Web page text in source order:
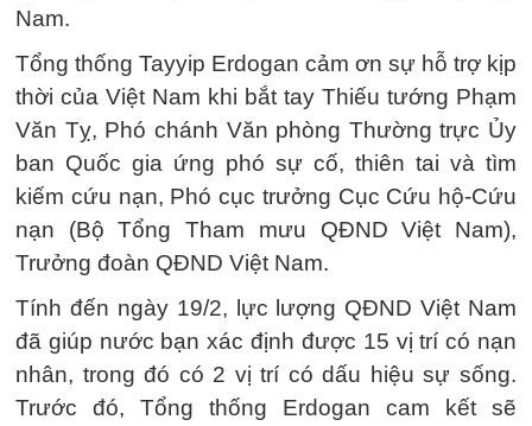
Nam.
Tổng thống Tayyip Erdogan cảm ơn sự hỗ trợ kịp
thời của Việt Nam khi bắt tay Thiếu tướng Phạm
Văn Tỵ, Phó chánh Văn phòng Thường trực Ủy
ban Quốc gia ứng phó sự cố, thiên tai và tìm
kiếm cứu nạn, Phó cục trưởng Cục Cứu hộ-Cứu
nạn (Bộ Tổng Tham mưu QĐND Việt Nam),
Trưởng đoàn QĐND Việt Nam.
Tính đến ngày 19/2, lực lượng QĐND Việt Nam
đã giúp nước bạn xác định được 15 vị trí có nạn
nhân, trong đó có 2 vị trí có dấu hiệu sự sống.
Trước đó, Tổng thống Erdogan cam kết sẽ